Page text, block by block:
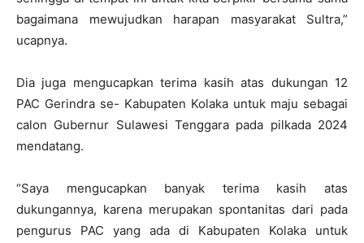
bagaimana mewujudkan harapan masyarakat Sultra,”
ucapnya.
Dia juga mengucapkan terima kasih atas dukungan 12
PAC Gerindra se- Kabupaten Kolaka untuk maju sebagai
calon Gubernur Sulawesi Tenggara pada pilkada 2024
mendatang.
“Saya mengucapkan banyak terima kasih atas
dukungannya, karena merupakan spontanitas dari pada
pengurus PAC yang ada di Kabupaten Kolaka untuk